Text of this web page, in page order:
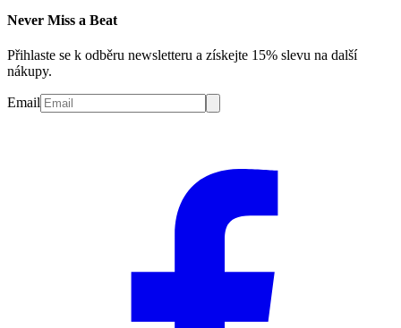
Never Miss a Beat
Přihlaste se k odběru newsletteru a získejte 15% slevu na další
nákupy.
Email